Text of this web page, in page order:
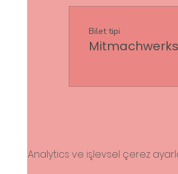
Bilet tipi
Analytics ve işlevsel çerez